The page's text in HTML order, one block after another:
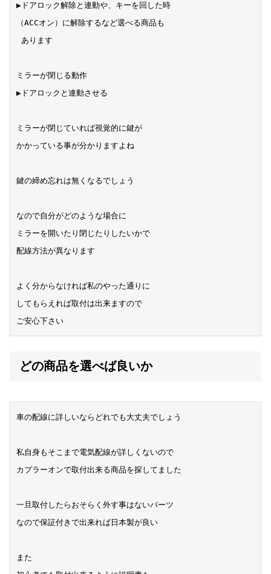
▶︎ドアロック解除と連動や、キーを回した時
（ACCオン）に解除するなど選べる商品も
あります
ミラーが閉じる動作
▶︎ドアロックと連動させる
ミラーが閉じていれば視覚的に鍵が
かかっている事が分かりますよね
鍵の締め忘れは無くなるでしょう
なので自分がどのような場合に
ミラーを開いたり閉じたりしたいかで
配線方法が異なります
よく分からなければ私のやった通りに
してもらえれば取付は出来ますので
ご安心下さい
どの商品を選べば良いか
車の配線に詳しいならどれでも大丈夫でしょう
私自身もそこまで電気配線が詳しくないので
カプラーオンで取付出来る商品を探してました
一旦取付したらおそらく外す事はないパーツ
なので保証付きで出来れば日本製が良い
また